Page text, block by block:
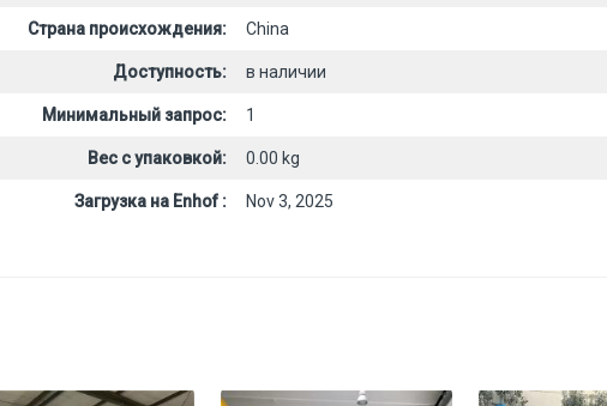
Страна происхождения: China
Доступность: в наличии
Минимальный запрос: 1
Вес с упаковкой: 0.00 kg
Загрузка на Enhof : Nov 3, 2025